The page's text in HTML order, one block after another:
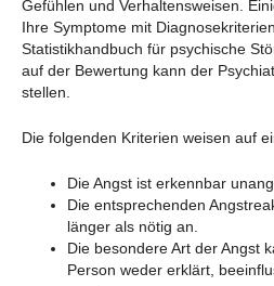
Gefühlen und Verhaltensweisen.
Ihre Symptome mit
Statistikhandbuch für psychische
auf der Bewertung kann der
stellen.
Die folgenden Kriterien weisen auf
Die Angst ist erkennbar
Die entsprechenden
länger als nötig an.
Die besondere Art der Angst
Person weder erklärt,